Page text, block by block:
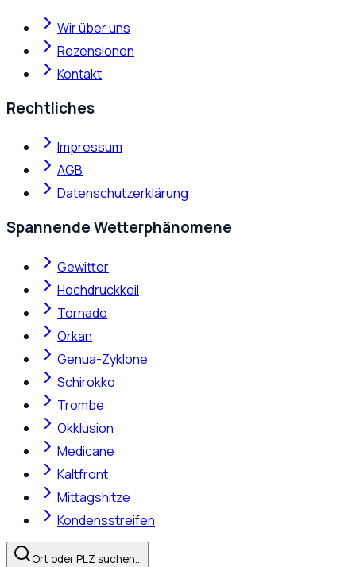
Wir über uns
Rezensionen
Kontakt
Rechtliches
Impressum
AGB
Datenschutzerklärung
Spannende Wetterphänomene
Gewitter
Hochdruckkeil
Tornado
Orkan
Genua-Zyklone
Schirokko
Trombe
Okklusion
Medicane
Kaltfront
Mittagshitze
Kondensstreifen
Ort oder PLZ suchen…